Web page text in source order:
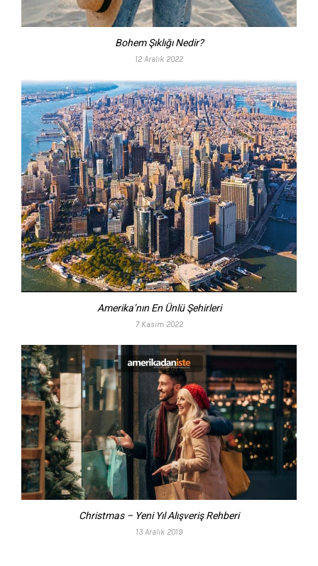
Bohem Şıklığı Nedir?
12 Aralık 2022
Amerika’nın En Ünlü Şehirleri
7 Kasım 2022
Christmas – Yeni Yıl Alışveriş Rehberi
13 Aralık 2019